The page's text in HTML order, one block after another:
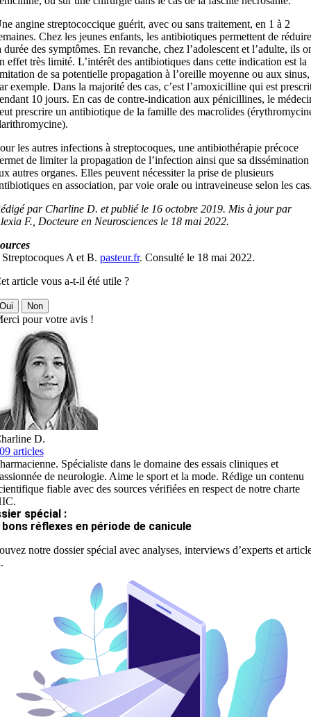
angine streptococcique guérit, avec ou sans traitement, en 1 à 2
Chez les jeunes enfants, les antibiotiques permettent de réduire
durée des symptômes. En revanche, chez l’adolescent et l’adulte, ils
effet très limité. L’intérêt des antibiotiques dans cette indication est la
de sa potentielle propagation à l’oreille moyenne ou aux sinus,
exemple. Dans la majorité des cas, c’est l’amoxicilline qui est
10 jours. En cas de contre-indication aux pénicillines, le
prescrire un antibiotique de la famille des macrolides
les autres infections à streptocoques, une antibiothérapie précoce
de limiter la propagation de l’infection ainsi que sa dissémination
autres organes. Elles peuvent nécessiter la prise de plusieurs
en association, par voie orale ou intraveineuse selon les
par Charline D. et publié le 16 octobre 2019. Mis à jour par
F., Docteure en Neurosciences le 18 mai 2022.
A et B. pasteur.fr. Consulté le 18 mai 2022.
article vous a-t-il été utile ?
Non
pour votre avis !
D.
articles
Spécialiste dans le domaine des essais cliniques et
de neurologie. Aime le sport et la mode. Rédige un contenu
fiable avec des sources vérifiées en respect de notre charte
spécial :
bons réflexes en période de canicule
notre dossier spécial avec analyses, interviews d’experts et